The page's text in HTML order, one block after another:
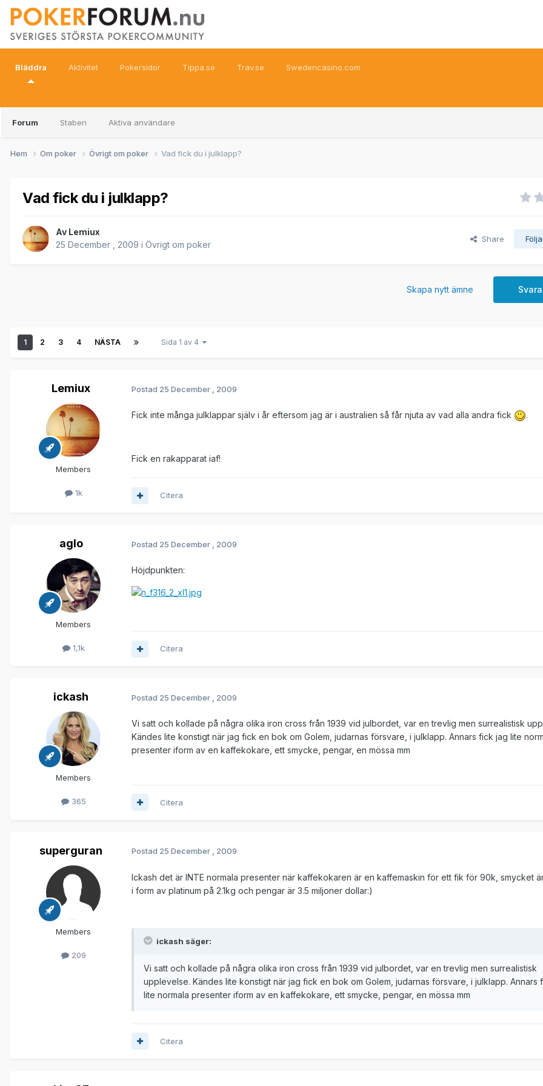
Bläddra
Forum Staben Aktiva användare
Aktivitet Pokersidor Tippa.se Trav.se Swedencasino.com
Hem Om poker Övrigt om poker Vad fick du i julklapp?
Vad fick du i julklapp?
Av Lemiux
25 December , 2009 i Övrigt om poker
Share
Skapa nytt ämne
1 2 3 4 NÄSTA Sida 1 av 4
Lemiux
Members
1k
Postad 25 December , 2009
Fick inte många julklappar själv i år eftersom jag är i australien så får njuta av vad alla andra fick .
Fick en rakapparat iaf!
Citera
aglo
Members
1,1k
Postad 25 December , 2009
Höjdpunkten:
Citera
ickash
Members
365
Postad 25 December , 2009
Vi satt och kollade på några olika iron cross från 1939 vid julbordet, var en trevlig men surrealistisk
Kändes lite konstigt när jag fick en bok om Golem, judarnas försvare, i julklapp. Annars fick jag lite
presenter iform av en kaffekokare, ett smycke, pengar, en mössa mm
Citera
superguran
Members
209
Postad 25 December , 2009
Ickash det är INTE normala presenter när kaffekokaren är en kaffemaskin för ett fik för 90k, smycket
i form av platinum på 2.1kg och pengar är 3.5 miljoner dollar:)
ickash säger:
Vi satt och kollade på några olika iron cross från 1939 vid julbordet, var en trevlig men surrealistisk
upplevelse. Kändes lite konstigt när jag fick en bok om Golem, judarnas försvare, i julklapp. Annars
lite normala presenter iform av en kaffekokare, ett smycke, pengar, en mössa mm
Citera